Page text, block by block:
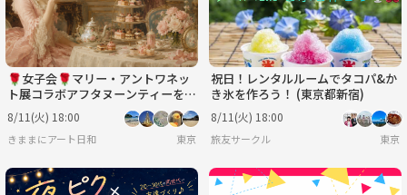
🌹女子会🌹マリー・アントワネッ
ト展コラボアフタヌーンティーを堪
能♪♪
8/11(火) 18:00
きままにアート日和 東京
祝日！レンタルルームでタコパ&か
き氷を作ろう！ (東京都新宿)
8/11(火) 18:00
旅友サークル 東京